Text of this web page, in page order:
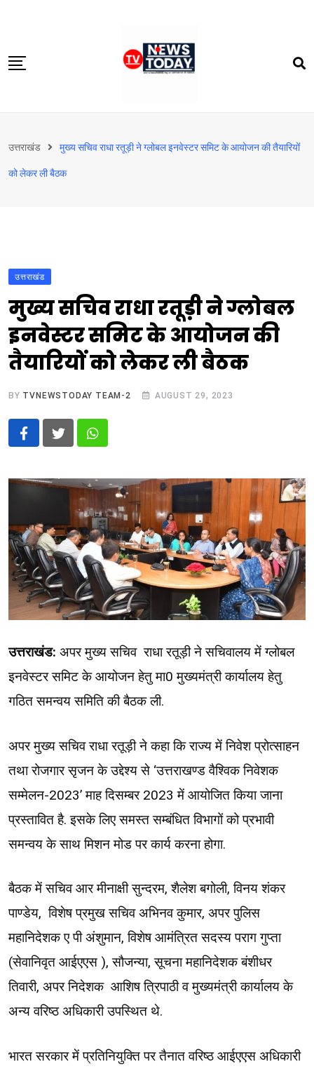
content
दिल्‍ली-एनसीआर
उत्तराखंड
बिजनेस
विदेश
उत्तराखंड मुख्य सचिव राधा रतूड़ी ने ग्लोबल इनवेस्टर समिट के आयोजन की तैयारियों
को लेकर ली बैठक
उत्तराखंड
मुख्य सचिव राधा रतूड़ी ने ग्लोबल
इनवेस्टर समिट के आयोजन की
तैयारियों को लेकर ली बैठक
BY TVNEWSTODAY TEAM-2 AUGUST 29, 2023
Whatsapp
उत्तराखंड: अपर मुख्य सचिव राधा रतूड़ी ने सचिवालय में ग्लोबल
इनवेस्टर समिट के आयोजन हेतु मा0 मुख्यमंत्री कार्यालय हेतु
गठित समन्वय समिति की बैठक ली.
अपर मुख्य सचिव राधा रतूड़ी ने कहा कि राज्य में निवेश प्रोत्साहन
तथा रोजगार सृजन के उद्देश्य से ‘उत्तराखण्ड वैश्विक निवेशक
सम्मेलन-2023’ माह दिसम्बर 2023 में आयोजित किया जाना
प्रस्तावित है. इसके लिए समस्त सम्बंधित विभागों को प्रभावी
समन्वय के साथ मिशन मोड पर कार्य करना होगा.
बैठक में सचिव आर मीनाक्षी सुन्दरम, शैलेश बगोली, विनय शंकर
पाण्डेय, विशेष प्रमुख सचिव अभिनव कुमार, अपर पुलिस
महानिदेशक ए पी अंशुमान, विशेष आमंत्रित सदस्य पराग गुप्ता
(सेवानिवृत आईएएस ), सौजन्या, सूचना महानिदेशक बंशीधर
तिवारी, अपर निदेशक आशिष त्रिपाठी व मुख्यमंत्री कार्यालय के
अन्य वरिष्ठ अधिकारी उपस्थित थे.
भारत सरकार में प्रतिनियुक्ति पर तैनात वरिष्ठ आईएएस अधिकारी